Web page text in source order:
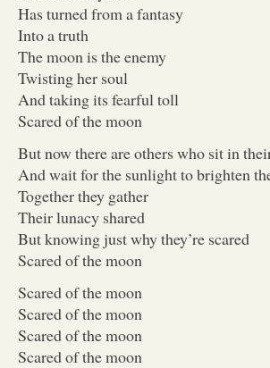
Has turned from a fantasy
Into a truth
The moon is the enemy
Twisting her soul
And taking its fearful toll
Scared of the moon
But now there are others who sit in
And wait for the sunlight to brighten
Together they gather
Their lunacy shared
But knowing just why they’re scared
Scared of the moon
Scared of the moon
Scared of the moon
Scared of the moon
Scared of the moon